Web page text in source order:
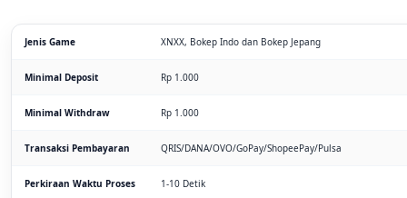
Jenis Game XNXX, Bokep Indo dan Bokep Jepang
Minimal Deposit Rp 1.000
Minimal Withdraw Rp 1.000
Transaksi Pembayaran QRIS/DANA/OVO/GoPay/ShopeePay/Pulsa
Perkiraan Waktu Proses 1-10 Detik